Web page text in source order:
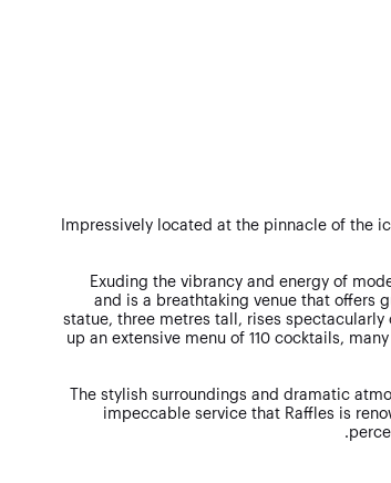
Impressively located at the pinnacle of the
Exuding the vibrancy and energy of
and is a breathtaking venue that offers
statue, three metres tall, rises
up an extensive menu of 110 cocktails,
The stylish surroundings and dramatic
impeccable service that Raffles is